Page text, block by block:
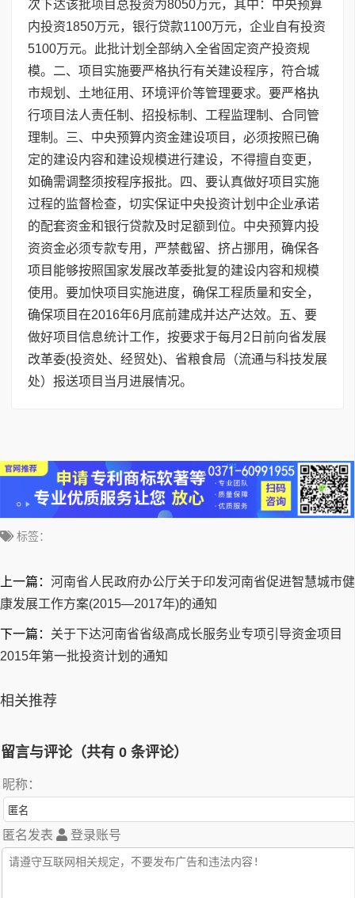
次下达该批项目总投资为8050万元，其中：中央预算
内投资1850万元，银行贷款1100万元，企业自有投资
5100万元。此批计划全部纳入全省固定资产投资规
模。二、项目实施要严格执行有关建设程序，符合城
市规划、土地征用、环境评价等管理要求。要严格执
行项目法人责任制、招投标制、工程监理制、合同管
理制。三、中央预算内资金建设项目，必须按照已确
定的建设内容和建设规模进行建设，不得擅自变更，
如确需调整须按程序报批。四、要认真做好项目实施
过程的监督检查，切实保证中央投资计划中企业承诺
的配套资金和银行贷款及时足额到位。中央预算内投
资资金必须专款专用，严禁截留、挤占挪用，确保各
项目能够按照国家发展改革委批复的建设内容和规模
使用。要加快项目实施进度，确保工程质量和安全，
确保项目在2016年6月底前建成并达产达效。五、要
做好项目信息统计工作，按要求于每月2日前向省发展
改革委(投资处、经贸处)、省粮食局（流通与科技发展
处）报送项目当月进展情况。
标签：
上一篇： 河南省人民政府办公厅关于印发河南省促进智慧城市健
康发展工作方案(2015—2017年)的通知
下一篇： 关于下达河南省省级高成长服务业专项引导资金项目
2015年第一批投资计划的通知
相关推荐
留言与评论（共有 0 条评论）
昵称：
匿名发表 登录账号